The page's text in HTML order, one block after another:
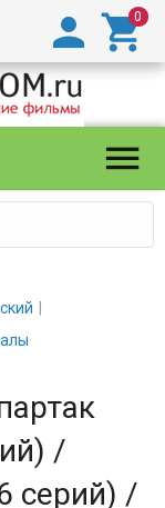



/
серий) /